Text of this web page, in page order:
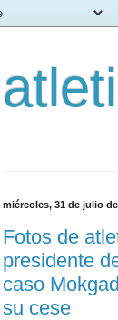
miércoles, 31 de julio
Fotos de
presidente
caso
su cese